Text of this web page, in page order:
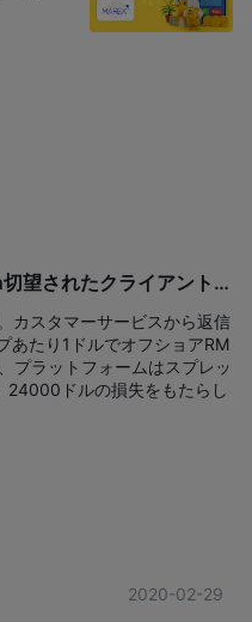
フィスを構えています。 、
その事業全体にわたって、
ーにおいて高付加価値サー
先物、オプション、外国為
フォーム
外国為替および貴金属のス
スクトップおよびモバイル
ています。このプラットフ
NDF、オプション、OTC
執行サービスが提供されま
セスと高度な API 接続によ
性プロバイダーからの集約
きます。このサービスは、
ンド、CTA、および独自取
望されたクライアントの
カスタマーサービスから返信
あたり1ドルでオフショアRM
プラットフォームはスプレッ
24000ドルの損失をもたらし
2020-02-29